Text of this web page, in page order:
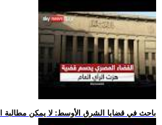
.. باحث في قضايا الشرق الأوسط: لا يمكن مطالبة